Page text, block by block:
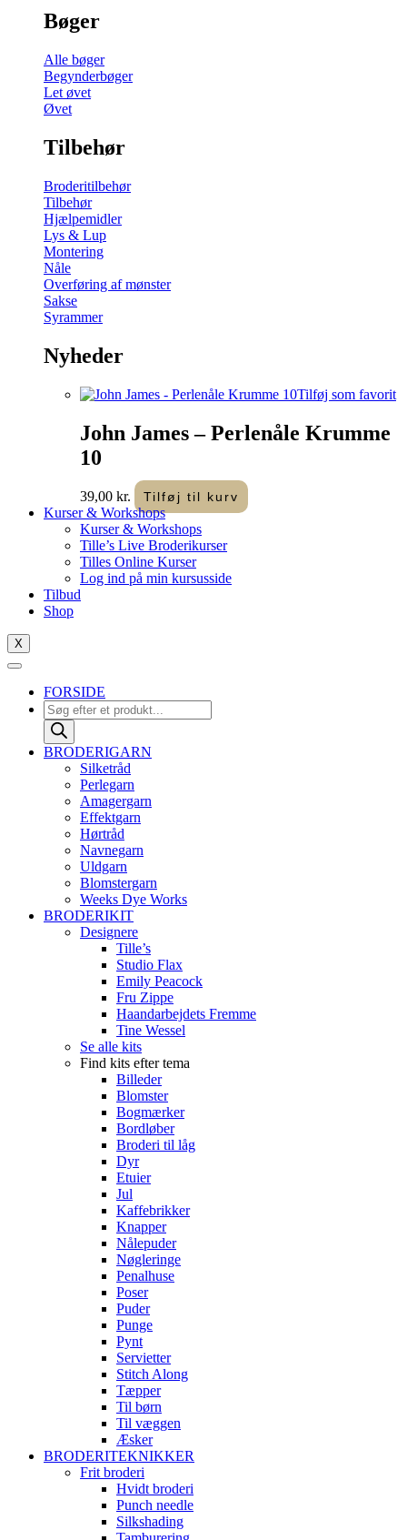
Bøger
Alle bøger
Begynderbøger
Let øvet
Øvet
Tilbehør
Broderitilbehør
Tilbehør
Hjælpemidler
Lys & Lup
Montering
Nåle
Overføring af mønster
Sakse
Syrammer
Nyheder
Tilføj som favorit
John James – Perlenåle Krumme
10
39,00 kr. Tilføj til kurv
Kurser & Workshops
Kurser & Workshops
Tille’s Live Broderikurser
Tilles Online Kurser
Log ind på min kursusside
Tilbud
Shop
X
FORSIDE
Products
search
BRODERIGARN
Silketråd
Perlegarn
Amagergarn
Effektgarn
Hørtråd
Navnegarn
Uldgarn
Blomstergarn
Weeks Dye Works
BRODERIKIT
Designere
Tille’s
Studio Flax
Emily Peacock
Fru Zippe
Haandarbejdets Fremme
Tine Wessel
Se alle kits
Find kits efter tema
Billeder
Blomster
Bogmærker
Bordløber
Broderi til låg
Dyr
Etuier
Jul
Kaffebrikker
Knapper
Nålepuder
Nøgleringe
Penalhuse
Poser
Puder
Punge
Pynt
Servietter
Stitch Along
Tæpper
Til børn
Til væggen
Æsker
BRODERITEKNIKKER
Frit broderi
Hvidt broderi
Punch needle
Silkshading